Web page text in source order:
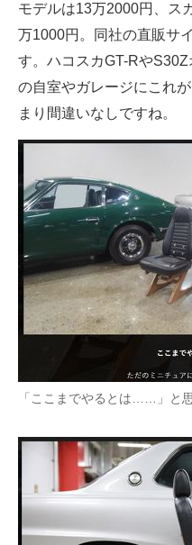
モデルは13万2000円、ス
万1000円。同社の直販サ
す。ハコスカGT-Rや
の自室やガレージにこれ
まり間違いなしですね。
「ここまでやるとは……」と